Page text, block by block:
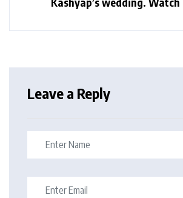
Leave a Reply